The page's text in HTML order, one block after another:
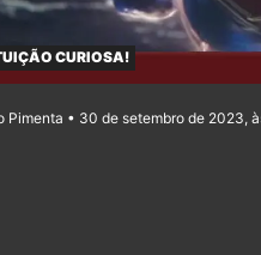
CURIOSA!
Pimenta • 30 de setembro de 2023,